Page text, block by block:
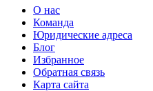
О нас
Команда
Юридические адреса
Блог
Избранное
Обратная связь
Карта сайта